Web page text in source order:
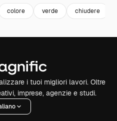
colore verde chiudere
i tuoi migliori lavori. Oltre
imprese, agenzie e studi.